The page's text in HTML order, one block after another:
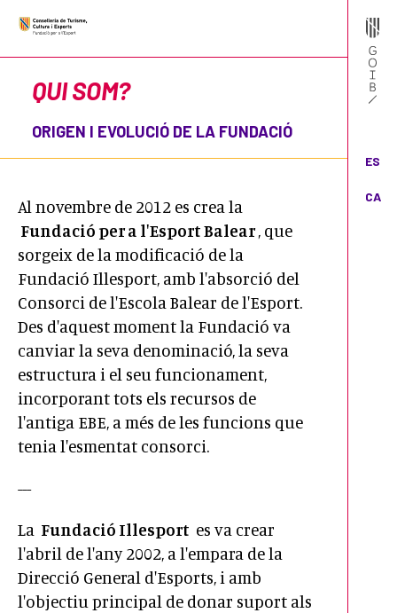
ES
CA
QUI SOM?
ORIGEN I EVOLUCIÓ DE LA FUNDACIÓ
Al novembre de 2012 es crea la
Fundació per a l'Esport Balear, que
sorgeix de la modificació de la
Fundació Illesport, amb l'absorció del
Consorci de l'Escola Balear de l'Esport.
Des d'aquest moment la Fundació va
canviar la seva denominació, la seva
estructura i el seu funcionament,
incorporant tots els recursos de
l'antiga EBE, a més de les funcions que
tenia l'esmentat consorci.
---
La Fundació Illesport es va crear
l'abril de l'any 2002, a l'empara de la
Direcció General d'Esports, i amb
l'objectiu principal de donar suport als